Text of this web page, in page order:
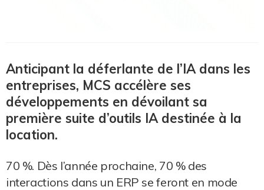
Anticipant la déferlante de l’IA dans les
entreprises, MCS accélère ses
développements en dévoilant sa
première suite d’outils IA destinée à la
location.
70 %. Dès l’année prochaine, 70 % des
interactions dans un ERP se feront en mode